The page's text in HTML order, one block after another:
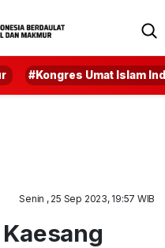
#Kongres Umat Islam
Senin , 25 Sep 2023, 19:57 WIB